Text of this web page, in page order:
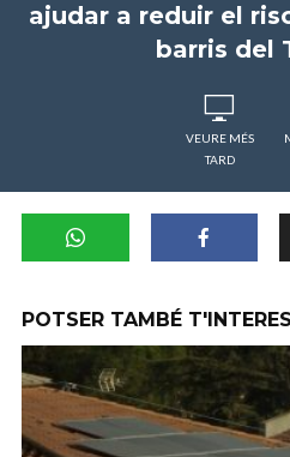
ajudar a reduir el
barris del
VEURE MÉS
TARD
POTSER TAMBÉ